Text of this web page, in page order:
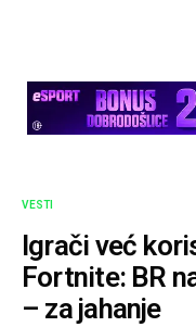
VESTI
Igrači već
Fortnite: BR
– za jahanje